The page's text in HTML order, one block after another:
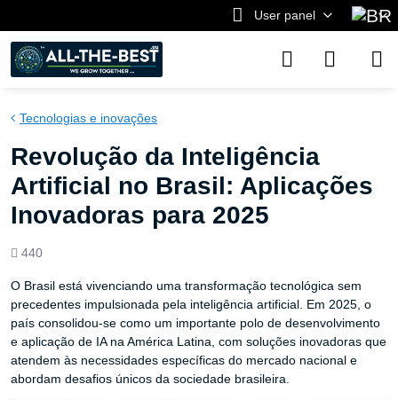
User panel
Tecnologias e inovações
Revolução da Inteligência
Artificial no Brasil: Aplicações
Inovadoras para 2025
Views
440
O Brasil está vivenciando uma transformação tecnológica sem
precedentes impulsionada pela inteligência artificial. Em 2025, o
país consolidou-se como um importante polo de desenvolvimento
e aplicação de IA na América Latina, com soluções inovadoras que
atendem às necessidades específicas do mercado nacional e
abordam desafios únicos da sociedade brasileira.